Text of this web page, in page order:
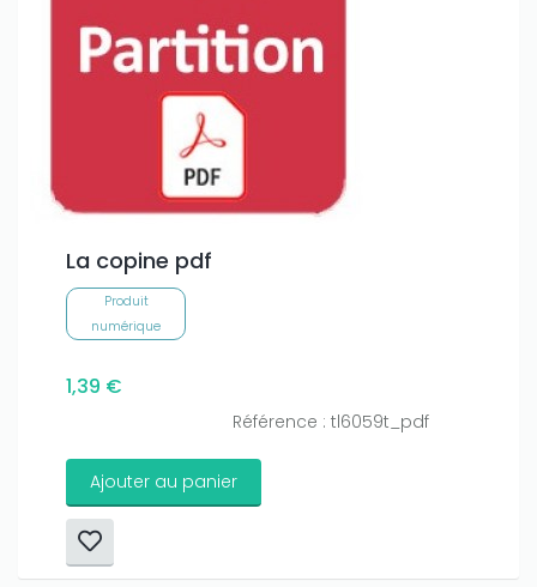
La copine pdf
Produit
numérique
1,39 €
Référence : tl6059t_pdf
Ajouter au panier